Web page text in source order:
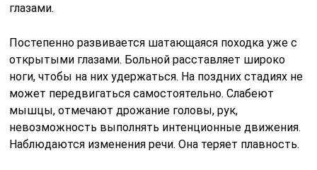
глазами.
Постепенно развивается шатающаяся походка уже с
открытыми глазами. Больной расставляет широко
ноги, чтобы на них удержаться. На поздних стадиях не
может передвигаться самостоятельно. Слабеют
мышцы, отмечают дрожание головы, рук,
невозможность выполнять интенционные движения.
Наблюдаются изменения речи. Она теряет плавность.